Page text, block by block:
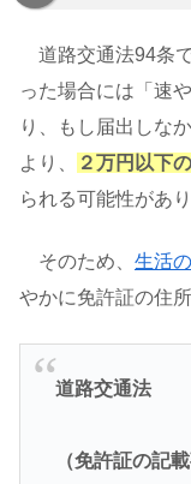
道路交通法94条
った場合には「速
り、もし届出しな
より、
２万円以下
られる可能性があり
そのため、 生活
やかに免許証の住
道路交通法
（免許証の記